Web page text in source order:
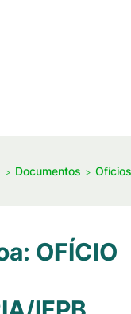
Documentos
OFÍCIO